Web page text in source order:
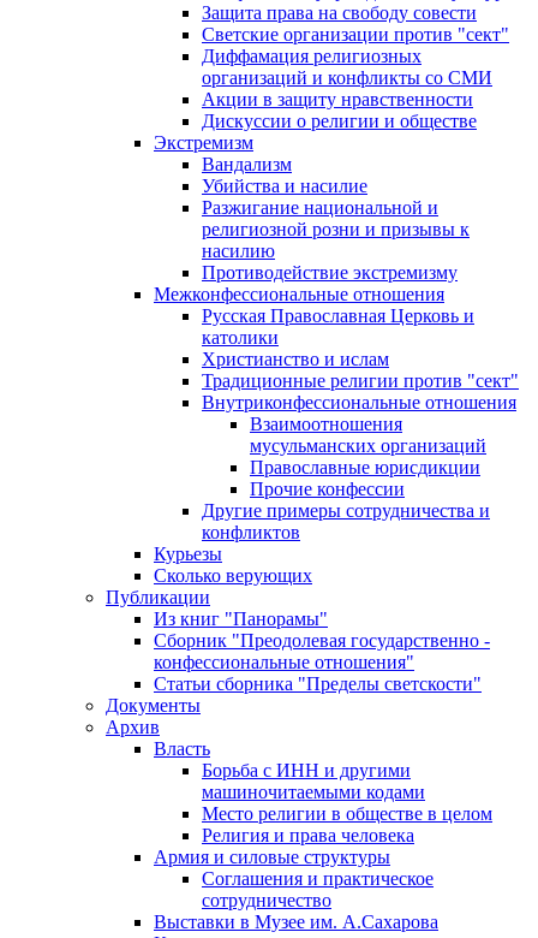
Защита права на свободу совести
Светские организации против "сект"
Диффамация религиозных
организаций и конфликты со СМИ
Акции в защиту нравственности
Дискуссии о религии и обществе
Экстремизм
Вандализм
Убийства и насилие
Разжигание национальной и
религиозной розни и призывы к
насилию
Противодействие экстремизму
Межконфессиональные отношения
Русская Православная Церковь и
католики
Христианство и ислам
Традиционные религии против "сект"
Внутриконфессиональные отношения
Взаимоотношения
мусульманских организаций
Православные юрисдикции
Прочие конфессии
Другие примеры сотрудничества и
конфликтов
Курьезы
Сколько верующих
Публикации
Из книг "Панорамы"
Сборник "Преодолевая государственно -
конфессиональные отношения"
Статьи сборника "Пределы светскости"
Документы
Архив
Власть
Борьба с ИНН и другими
машиночитаемыми кодами
Место религии в обществе в целом
Религия и права человека
Армия и силовые структуры
Соглашения и практическое
сотрудничество
Выставки в Музее им. А.Сахарова